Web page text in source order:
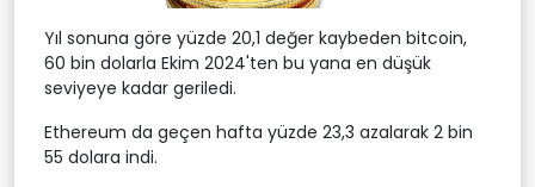
Yıl sonuna göre yüzde 20,1 değer kaybeden bitcoin,
60 bin dolarla Ekim 2024'ten bu yana en düşük
seviyeye kadar geriledi.
Ethereum da geçen hafta yüzde 23,3 azalarak 2 bin
55 dolara indi.